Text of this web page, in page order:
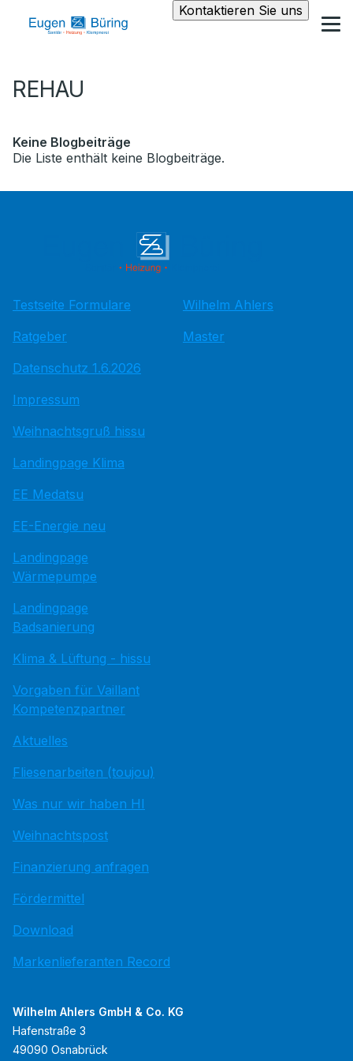
Kontaktieren Sie uns
REHAU
Keine Blogbeiträge
Die Liste enthält keine Blogbeiträge.
Testseite Formulare
Ratgeber
Datenschutz 1.6.2026
Impressum
Weihnachtsgruß hissu
Landingpage Klima
EE Medatsu
EE-Energie neu
Landingpage
Wärmepumpe
Landingpage
Badsanierung
Klima & Lüftung - hissu
Vorgaben für Vaillant
Kompetenzpartner
Aktuelles
Fliesenarbeiten (toujou)
Was nur wir haben HI
Weihnachtspost
Finanzierung anfragen
Fördermittel
Download
Markenlieferanten Record
Wilhelm Ahlers
Master
Wilhelm Ahlers GmbH & Co. KG
Hafenstraße 3
49090 Osnabrück